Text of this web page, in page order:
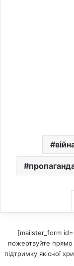
[mailster_form
пожертвуйте прямо
підтримку якісної